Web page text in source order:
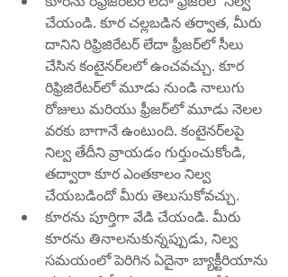
చేయండి. కూర చల్లబడిన తర్వాత, మీరు
దానిని రిఫ్రిజిరేటర్ లేదా ఫ్రీజర్‌లో సీలు
చేసిన కంటైనర్‌లలో ఉంచవచ్చు. కూర
రిఫ్రిజిరేటర్‌లో మూడు నుండి నాలుగు
రోజులు మరియు ఫ్రీజర్‌లో మూడు నెలల
వరకు బాగానే ఉంటుంది. కంటైనర్‌లపై
నిల్వ తేదీని వ్రాయడం గుర్తుంచుకోండి,
తద్వారా కూర ఎంతకాలం నిల్వ
చేయబడిందో మీరు తెలుసుకోవచ్చు.
కూరను పూర్తిగా వేడి చేయండి. మీరు
కూరను తినాలనుకున్నప్పుడు, నిల్వ
సమయంలో పెరిగిన ఏదైనా బ్యాక్టీరియాను